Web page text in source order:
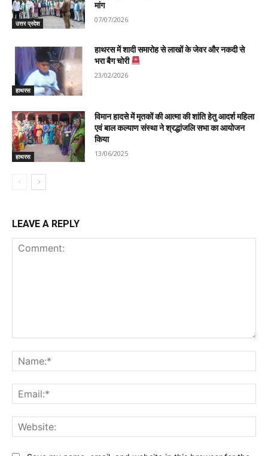
उत्तर प्रदेश
मांग
07/07/2026
हाथरस
हाथरस में शादी समारोह से लाखों के जेवर और नकदी से
भरा बैग चोरी
23/02/2026
हाथरस
विमान हादसे में मृतकों की आत्मा की शांति हेतु आदर्श महिला
एवं बाल कल्याण संस्था ने श्रद्धांजलि सभा का आयोजन
किया
13/06/2025
LEAVE A REPLY